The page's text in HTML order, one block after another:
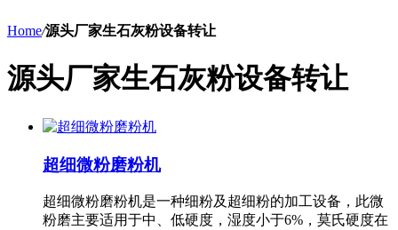
Home/源头厂家生石灰粉设备转让
源头厂家生石灰粉设备转让
超细微粉磨粉机
超细微粉磨粉机是一种细粉及超细粉的加工设备，此微
粉磨主要适用于中、低硬度，湿度小于6%，莫氏硬度在